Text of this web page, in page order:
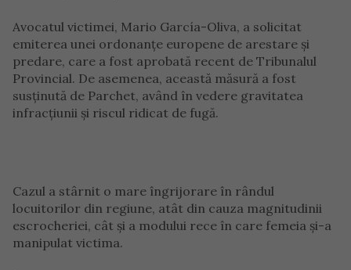
Avocatul victimei, Mario García-Oliva, a solicitat
emiterea unei ordonanțe europene de arestare și
predare, care a fost aprobată recent de Tribunalul
Provincial. De asemenea, această măsură a fost
susținută de Parchet, având în vedere gravitatea
infracțiunii și riscul ridicat de fugă.
Cazul a stârnit o mare îngrijorare în rândul
locuitorilor din regiune, atât din cauza magnitudinii
escrocheriei, cât și a modului rece în care femeia și-a
manipulat victima.